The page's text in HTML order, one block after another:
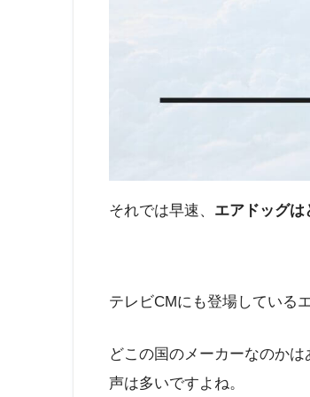
それでは早速、 エアドッグ
テレビCMにも登場している
どこの国のメーカーなのか
声は多いですよね。